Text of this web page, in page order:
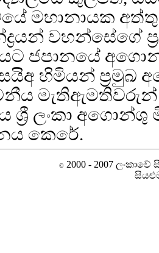
මහානායක
වහන්සේගේ
ජපානයේ
හිමියන් ප්‍රමුඛ
මැතිඇමතිවරුන්
ශ්‍රී ලංකා
කෙරේ.
©2000 - 2007